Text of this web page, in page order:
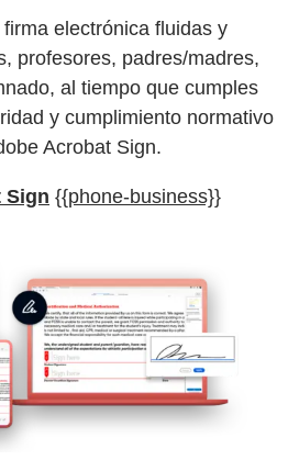
electrónica fluidas y
profesores, padres/madres,
al tiempo que cumples
y cumplimiento normativo
Acrobat Sign.
Sign {{phone-business}}